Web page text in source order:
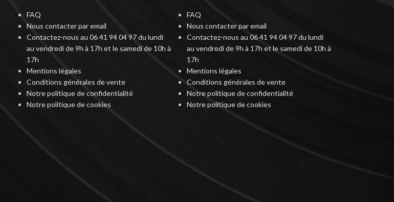
FAQ
Nous contacter par email
Contactez-nous au 06 41 94 04 97 du lundi
au vendredi de 9h à 17h et le samedi de 10h à
17h
Mentions légales
Conditions générales de vente
Notre politique de confidentialité
Notre politique de cookies
FAQ
Nous contacter par email
Contactez-nous au 06 41 94 04 97 du lundi
au vendredi de 9h à 17h et le samedi de 10h à
17h
Mentions légales
Conditions générales de vente
Notre politique de confidentialité
Notre politique de cookies